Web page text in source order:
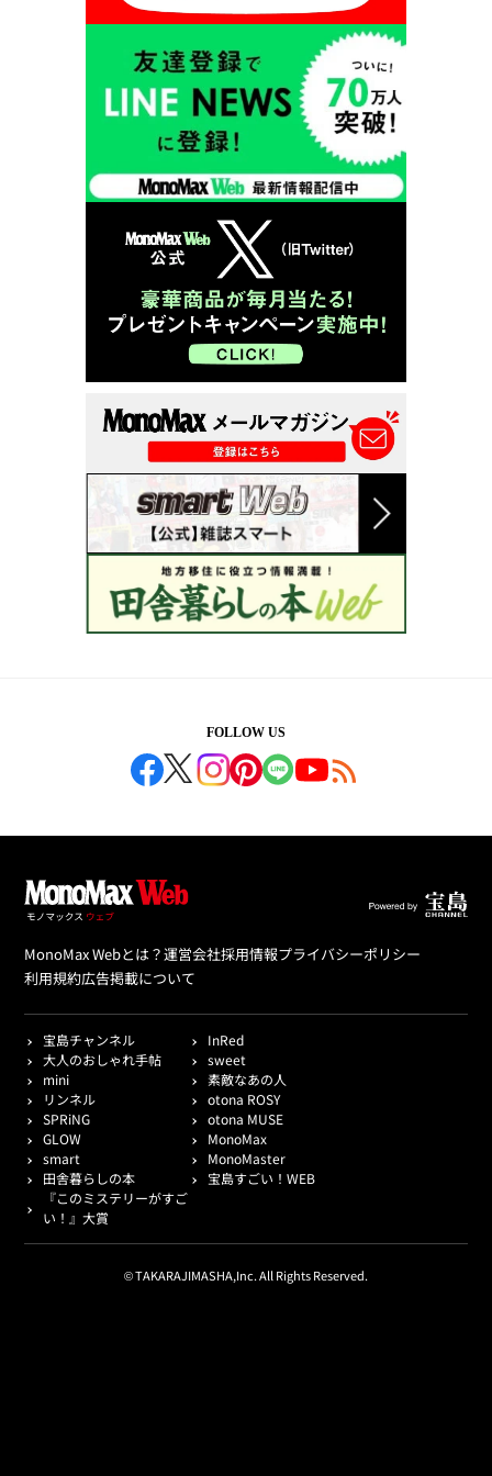
FOLLOW US
MonoMax Webとは？運営会社採用情報プライバシーポリシー
利用規約広告掲載について
宝島チャンネル
InRed
大人のおしゃれ手帖
sweet
mini
素敵なあの人
リンネル
otona ROSY
SPRiNG
otona MUSE
GLOW
MonoMax
smart
MonoMaster
田舎暮らしの本
宝島すごい！WEB
『このミステリーがすご
い！』大賞
© TAKARAJIMASHA,Inc. All Rights Reserved.